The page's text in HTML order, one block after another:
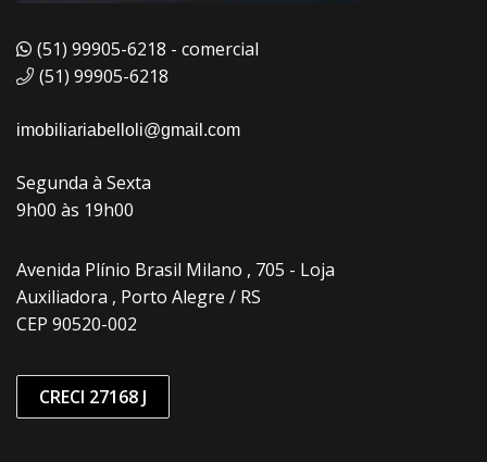
(51) 99905-6218 - comercial
(51) 99905-6218
imobiliariabelloli@gmail.com
Segunda à Sexta
9h00 às 19h00
Avenida Plínio Brasil Milano , 705 - Loja
Auxiliadora , Porto Alegre / RS
CEP 90520-002
CRECI 27168 J